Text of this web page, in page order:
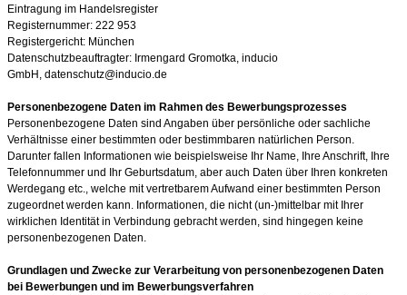
Eintragung im Handelsregister
Registernummer: 222 953
Registergericht: München
Datenschutzbeauftragter: Irmengard Gromotka, inducio
GmbH, datenschutz@inducio.de
Personenbezogene Daten im Rahmen des Bewerbungsprozesses
Personenbezogene Daten sind Angaben über persönliche oder sachliche
Verhältnisse einer bestimmten oder bestimmbaren natürlichen Person.
Darunter fallen Informationen wie beispielsweise Ihr Name, Ihre Anschrift, Ihre
Telefonnummer und Ihr Geburtsdatum, aber auch Daten über Ihren konkreten
Werdegang etc., welche mit vertretbarem Aufwand einer bestimmten Person
zugeordnet werden kann. Informationen, die nicht (un-)mittelbar mit Ihrer
wirklichen Identität in Verbindung gebracht werden, sind hingegen keine
personenbezogenen Daten.
Grundlagen und Zwecke zur Verarbeitung von personenbezogenen Daten
bei Bewerbungen und im Bewerbungsverfahren